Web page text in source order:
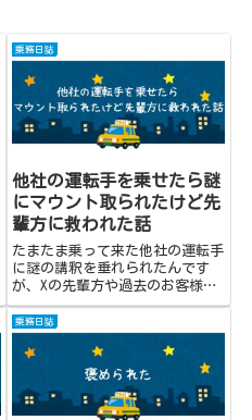
乗務日誌
他社の運転手を乗せたら謎
にマウント取られたけど先
輩方に救われた話
たまたま乗って来た他社の運転手
に謎の講釈を垂れられたんです
が、Xの先輩方や過去のお客様か
らのエールで自分のスタイルを再
確認した塩っペでした。
乗務日誌